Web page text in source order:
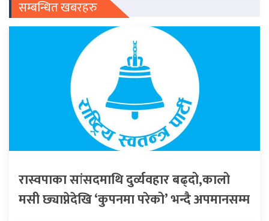
सम्बन्धित खबरहरु
रास्वपाका सांसदमाथि दुर्व्यवहार बढ्दो,कालो
मसी छ्याप्नेदेखि ‘कुपनमा परेको’ भन्दै अपमानसम्म